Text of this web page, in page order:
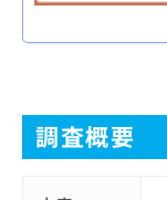
調査概要